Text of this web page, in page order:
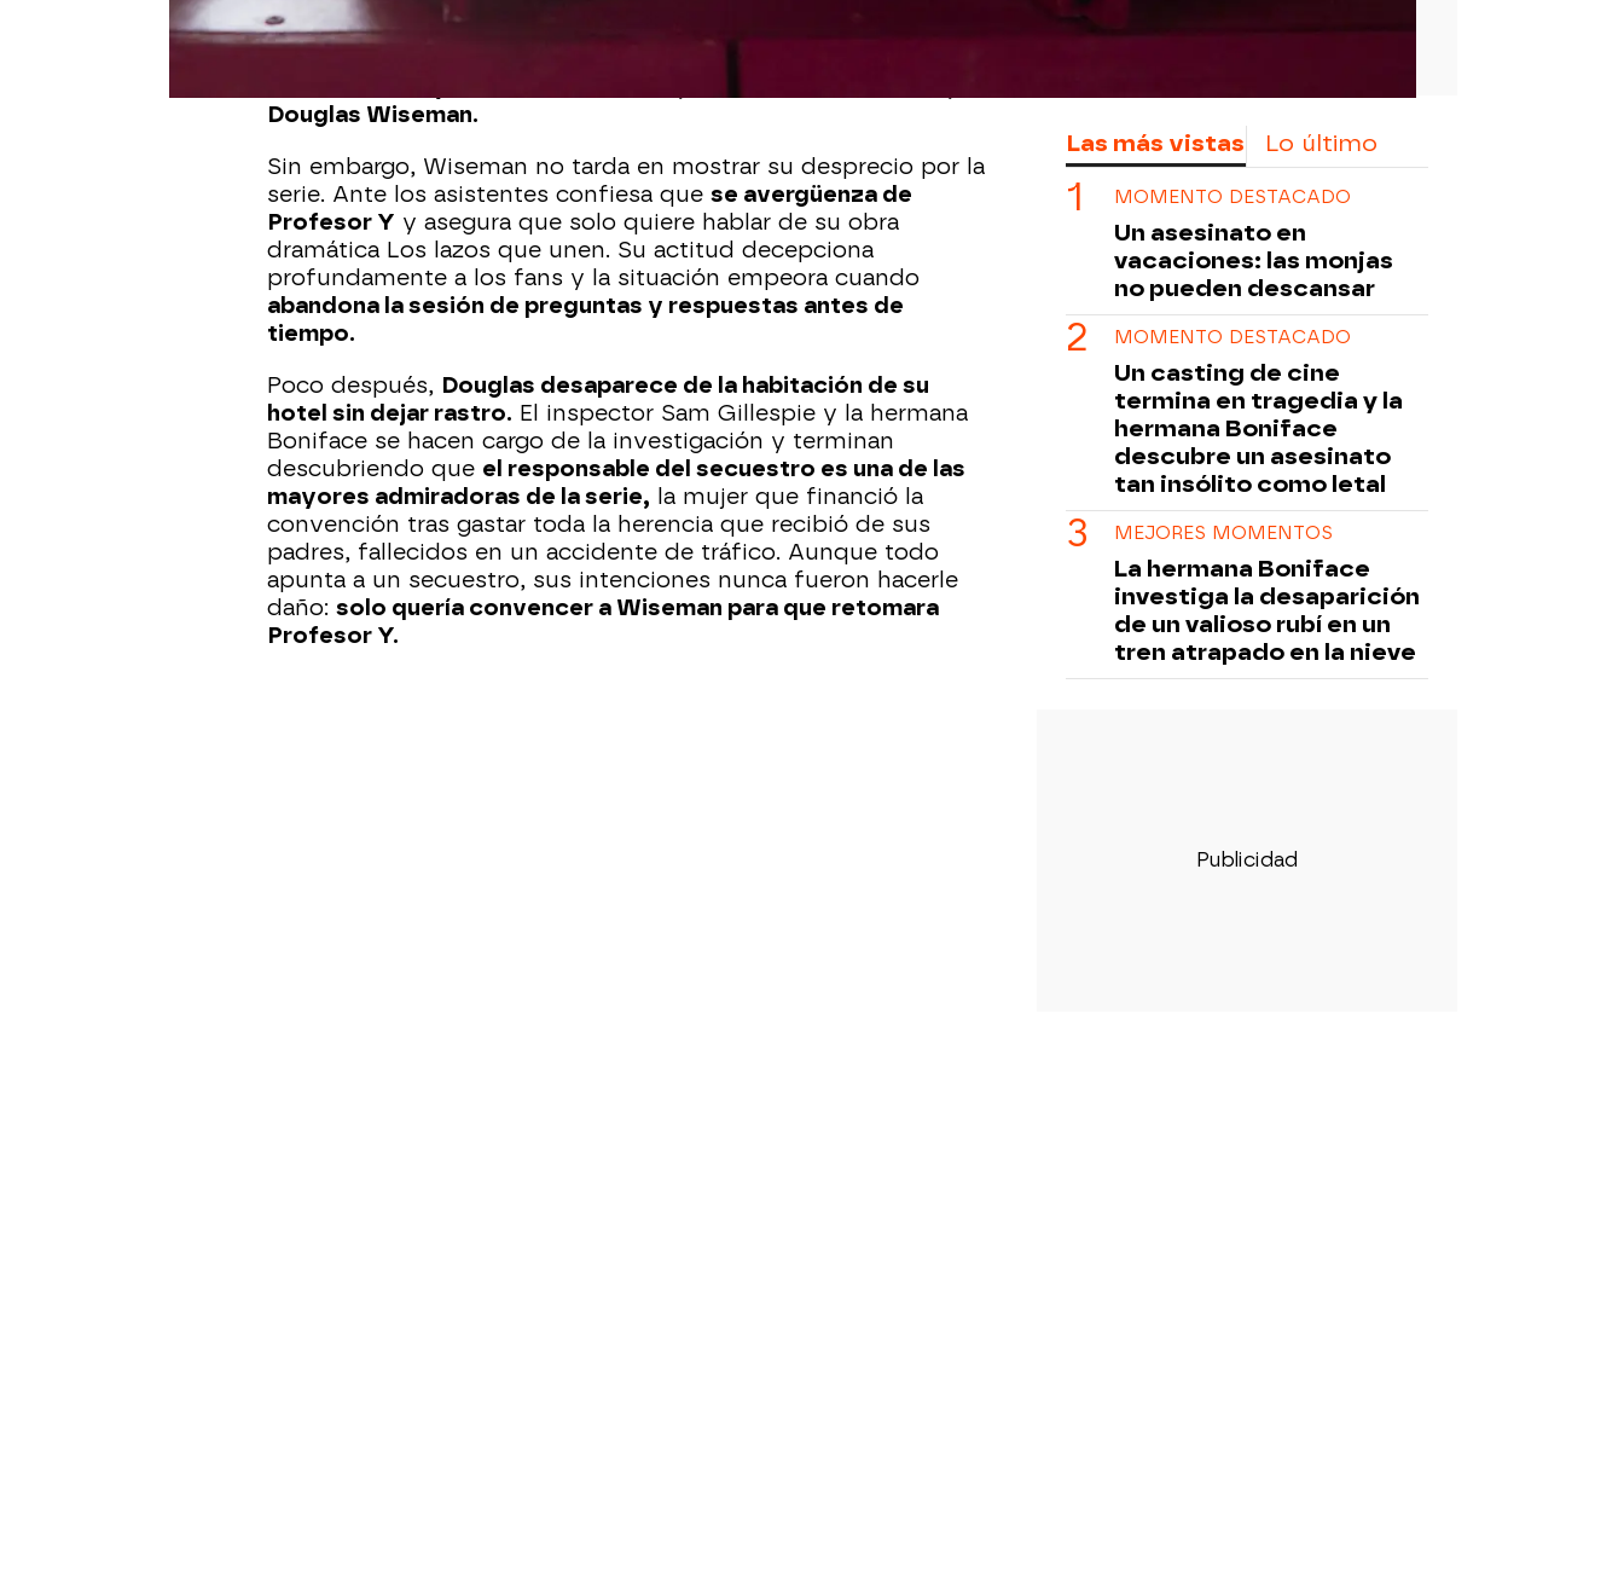
objetivo de convencer a sus responsables de que la ficción
Douglas Wiseman.
Sin embargo, Wiseman no tarda en mostrar su desprecio por la
serie. Ante los asistentes confiesa que se avergüenza de
Profesor Y y asegura que solo quiere hablar de su obra
dramática Los lazos que unen. Su actitud decepciona
profundamente a los fans y la situación empeora cuando
abandona la sesión de preguntas y respuestas antes de
tiempo.
Poco después, Douglas desaparece de la habitación de su
hotel sin dejar rastro. El inspector Sam Gillespie y la hermana
Boniface se hacen cargo de la investigación y terminan
descubriendo que el responsable del secuestro es una de las
mayores admiradoras de la serie, la mujer que financió la
convención tras gastar toda la herencia que recibió de sus
padres, fallecidos en un accidente de tráfico. Aunque todo
apunta a un secuestro, sus intenciones nunca fueron hacerle
daño: solo quería convencer a Wiseman para que retomara
Profesor Y.
Las más vistas Lo último
MOMENTO DESTACADO
Un asesinato en
vacaciones: las monjas
no pueden descansar
MOMENTO DESTACADO
Un casting de cine
termina en tragedia y la
hermana Boniface
descubre un asesinato
tan insólito como letal
MEJORES MOMENTOS
La hermana Boniface
investiga la desaparición
de un valioso rubí en un
tren atrapado en la nieve